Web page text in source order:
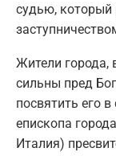
судью, который
Жители города,
сильны пред
посвятить его
епископа
Италия)